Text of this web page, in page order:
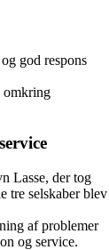
god respons
omkring
Lasse, der tog
tre selskaber blev
af problemer
og service.